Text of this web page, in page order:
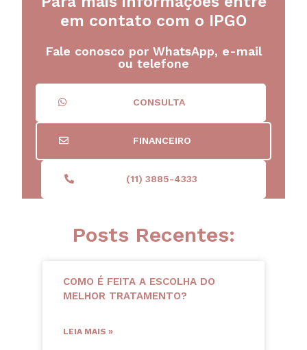
em contato com o IPGO
Fale conosco por WhatsApp, e-mail
ou telefone
CONSULTA
FINANCEIRO
(11) 3885-4333
Posts Recentes:
COMO É FEITA A ESCOLHA DO
MELHOR TRATAMENTO?
LEIA MAIS »